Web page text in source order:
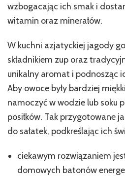
wzbogacając ich smak i
witamin oraz minerałów.
W kuchni azjatyckiej jagody
składnikiem zup oraz
unikalny aromat i podnosząc
Aby owoce były bardziej
namoczyć w wodzie lub soku
posiłków. Tak przygotowane
do sałatek, podkreślając ich
ciekawym rozwiązaniem
domowych batonów